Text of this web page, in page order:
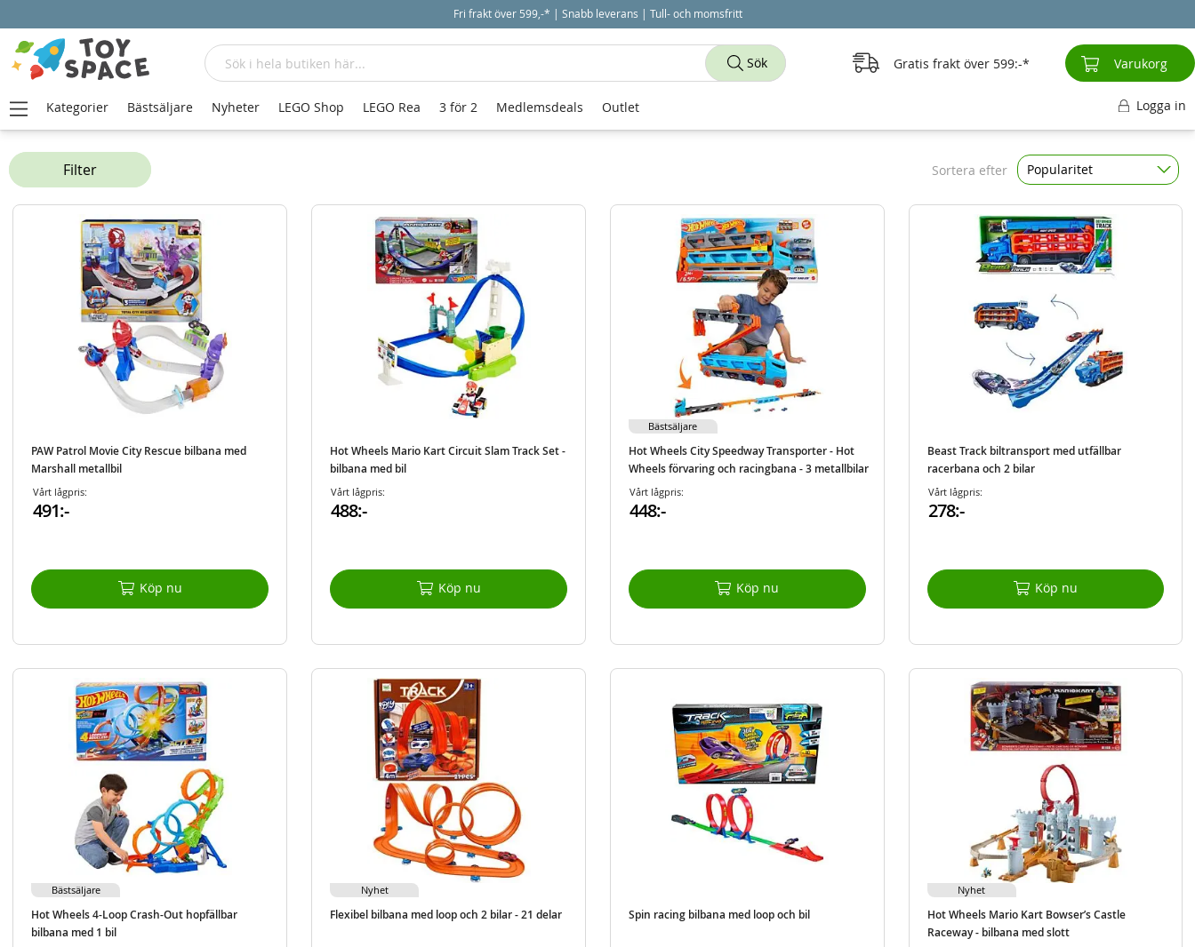
Fri frakt över 599,-* | Snabb leverans | Tull- och momsfritt
Hem Bilbanor Bilbanor för småbilar
Filter Sortera efter Popularitet
PAW Patrol Movie City Rescue bilbana med
Marshall metallbil
Vårt lågpris:
491:-
Köp nu
Hot Wheels Mario Kart Circuit Slam Track Set -
bilbana med bil
Vårt lågpris:
488:-
Köp nu
Hot Wheels City Speedway Transporter - Hot
Wheels förvaring och racingbana - 3 metallbilar
medföljer
Vårt lågpris:
448:-
Köp nu
Bästsäljare
Beast Track biltransport med utfällbar
racerbana och 2 bilar
Vårt lågpris:
278:-
Köp nu
Hot Wheels 4-Loop Crash-Out hopfällbar
bilbana med 1 bil
Bästsäljare
Flexibel bilbana med loop och 2 bilar - 21 delar
Nyhet
Spin racing bilbana med loop och bil
Hot Wheels Mario Kart Bowser’s Castle
Raceway - bilbana med slott
Nyhet
Sök
Sök Gratis frakt över 599:- Varukorg
Kategorier Bästsäljare Nyheter LEGO Shop LEGO Rea 3 för 2 Medlemsdeals Outlet Logga in